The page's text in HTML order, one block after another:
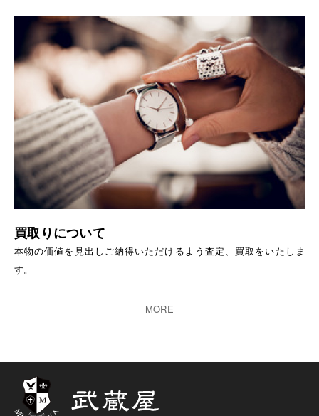
買取りについて
本物の価値を見出しご納得いただけるよう査定、買取をいたしま
す。
MORE